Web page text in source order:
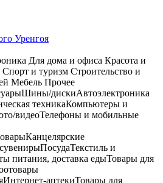
Уренгоя
Для дома и офиса Красота и
Спорт и туризм Строительство и
Мебель Прочее
Шины/дискиАвтоэлектроника
техникаКомпьютеры и
видеоТелефоны и мобильные
Канцелярские
ПосудаТекстиль и
питания, доставка едыТовары для
Интернет-аптекиТовары для